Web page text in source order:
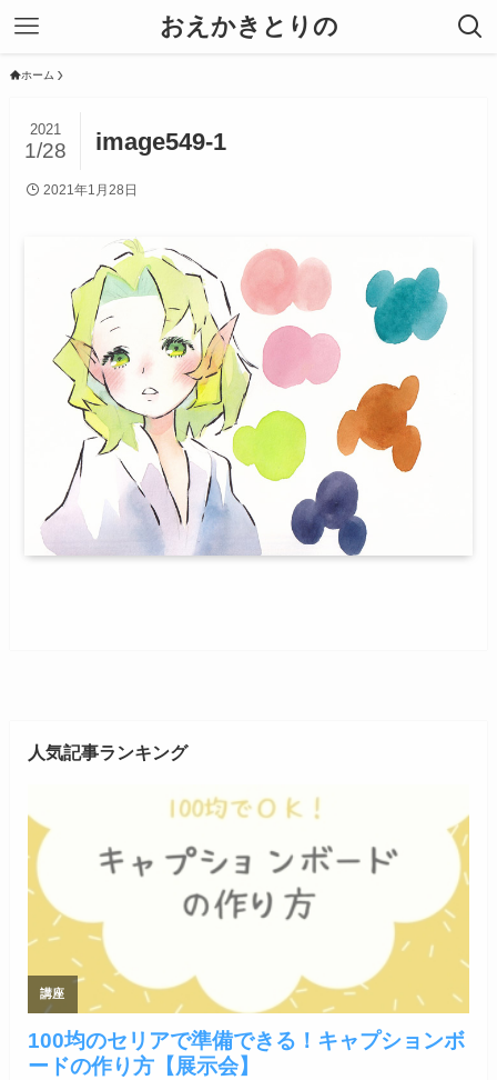
おえかきとりの
ホーム
image549-1
2021
1/28
2021年1月28日
人気記事ランキング